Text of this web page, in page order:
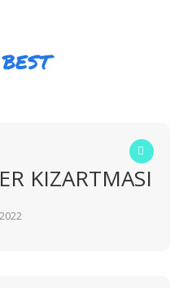
BEST
KIZARTMASI